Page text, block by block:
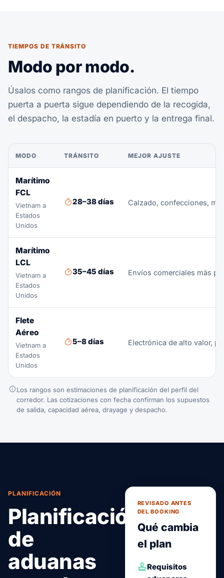
TIEMPOS DE TRÁNSITO
Modo por modo.
Úsalos como rangos de planificación. El tiempo
puerta a puerta sigue dependiendo de la recogida,
el despacho, la estadía en puerto y la entrega final.
MODO TRÁNSITO MEJOR AJUSTE
Marítimo
FCL
Vietnam a
Estados
Unidos
28–38 días Calzado, confecciones,
Marítimo
LCL
Vietnam a
Estados
Unidos
35–45 días Envíos comerciales más
Flete
Aéreo
Vietnam a
Estados
Unidos
5–8 días Electrónica de alto valor,
Los rangos son estimaciones de planificación del perfil del
corredor. Las cotizaciones con fecha confirman los supuestos
de salida, capacidad aérea, drayage y despacho.
PLANIFICACIÓN
Planificación
de
aduanas
REVISADO ANTES
DEL BOOKING
Qué cambia
el plan
Requisitos